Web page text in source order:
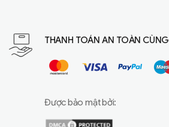
THANH TOÁN AN TOÀN CÙNG
Được bảo mật bởi: